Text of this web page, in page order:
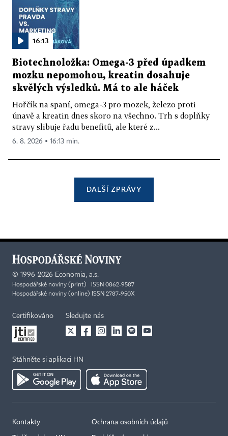
16:13
Biotechnoložka: Omega-3 před úpadkem
mozku nepomohou, kreatin dosahuje
skvělých výsledků. Má to ale háček
Hořčík na spaní, omega-3 pro mozek, železo proti
únavě a kreatin dnes skoro na všechno. Trh s doplňky
stravy slibuje řadu benefitů, ale které z...
6. 8. 2026 ▪ 16:13 min.
DALŠÍ ZPRÁVY
© 1996-2026 Economia, a.s.
Hospodářské noviny (print) ISSN 0862-9587
Hospodářské noviny (online) ISSN 2787-950X
Certifikováno Sledujte nás
Stáhněte si aplikaci HN
Kontakty Ochrana osobních údajů